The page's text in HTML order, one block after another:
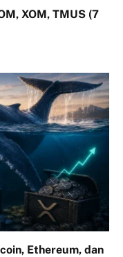
XOM, TMUS (7
Ethereum, dan